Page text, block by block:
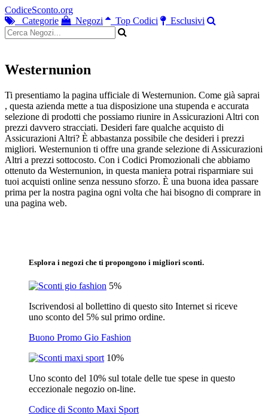
CodiceSconto.org
Categorie
Negozi Top Codici Esclusivi
Westernunion
Ti presentiamo la pagina ufficiale di Westernunion. Come già saprai
, questa azienda mette a tua disposizione una stupenda e accurata
selezione di prodotti che possiamo riunire in Assicurazioni Altri con
prezzi davvero stracciati. Desideri fare qualche acquisto di
Assicurazioni Altri? È abbastanza possibile che desideri i prezzi
migliori. Westernunion ti offre una grande selezione di Assicurazioni
Altri a prezzi sottocosto. Con i Codici Promozionali che abbiamo
ottenuto da Westernunion, in questa maniera potrai risparmiare sui
tuoi acquisti online senza nessuno sforzo. È una buona idea passare
prima per la nostra pagina ogni volta che hai bisogno di comprare in
una pagina web.
Esplora i negozi che ti propongono i migliori sconti.
5%
Iscrivendosi al bollettino di questo sito Internet si riceve
uno sconto del 5% sul primo ordine.
Buono Promo Gio Fashion
10%
Uno sconto del 10% sul totale delle tue spese in questo
eccezionale negozio on-line.
Codice di Sconto Maxi Sport